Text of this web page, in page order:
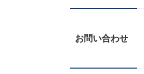
お問い合わせ